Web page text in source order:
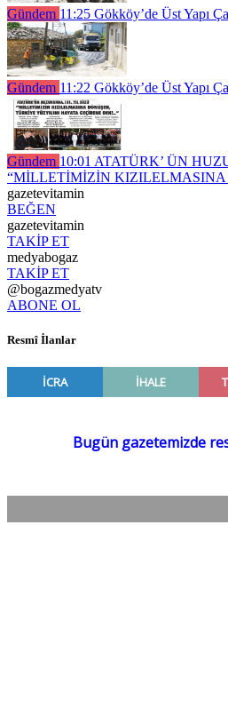
Gündem 11:25 Gökköy’de Üst Yapı
Gündem 11:22 Gökköy’de Üst Yapı
Gündem 10:01 ATATÜRK’ ÜN
“MİLLETİMİZİN KIZILELMASINA
gazetevitamin
BEĞEN
gazetevitamin
TAKİP ET
medyabogaz
TAKİP ET
@bogazmedyatv
ABONE OL
Resmî İlanlar